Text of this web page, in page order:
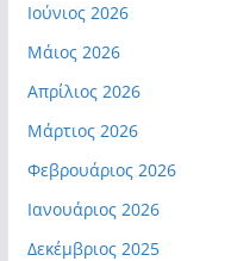
Ιούνιος 2026
Μάιος 2026
Απρίλιος 2026
Μάρτιος 2026
Φεβρουάριος 2026
Ιανουάριος 2026
Δεκέμβριος 2025